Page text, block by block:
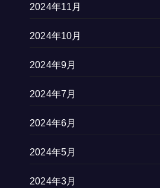
2024年11月
2024年10月
2024年9月
2024年7月
2024年6月
2024年5月
2024年3月